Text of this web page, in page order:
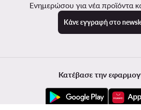
Ενημερώσου για νέα προϊόντα
Κάνε εγγραφή στο
Κατέβασε την